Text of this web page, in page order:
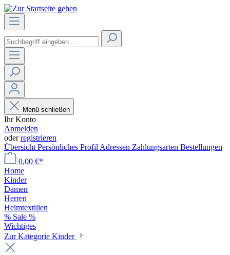
Menü schließen
Ihr Konto
Anmelden
oderregistrieren
Übersicht Persönliches Profil Adressen Zahlungsarten Bestellungen
0,00 €*
Home
Kinder
Damen
Herren
Heimtextilien
% Sale %
Wichtiges
Zur Kategorie Kinder